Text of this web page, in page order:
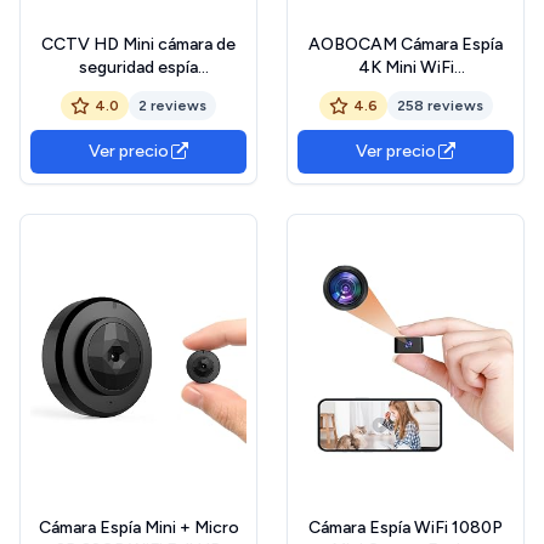
CCTV HD Mini cámara de
seguridad espía
estenopeica 1000tvl f3.6
mm 90 grados Mini cámara
de vigilancia CCTV oculta
interior/exterior
4.0 2 reviews
Ver precio
AOBOCAM Cámara Espía
4K Mini WiFi
Interior/Exterior - Cámara
Espía Oculta con Vision
Nocturna/Detección de
Movimiento, 2.4GHz, App
Móvil (iOS/Android)，
4.6 258 reviews
Ver precio
Cámara Espía Mini + Micro
Cámara Espía WiFi 1080P